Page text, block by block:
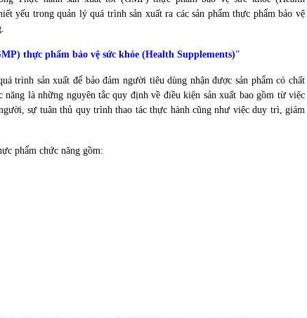
yếu trong quản lý quá trình sản xuất ra các sản phẩm thực phẩm bảo vệ
thực phẩm bảo vệ sức khỏe (Health Supplements)”
trình sản xuất để bảo đảm người tiêu dùng nhận được sản phẩm có chất
là những nguyên tắc quy định về điều kiện sản xuất bao gồm từ việc
sự tuân thủ quy trình thao tác thực hành cũng như việc duy trì, giám
phẩm chức nănggồm: